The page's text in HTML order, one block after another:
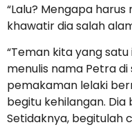
“Lalu? Mengapa
khawatir dia salah
“Teman kita yang
menulis nama Petra di
pemakaman lelaki
begitu kehilangan.
Setidaknya, begitulah